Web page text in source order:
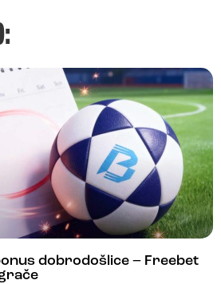
dobrodošlice – Freebet